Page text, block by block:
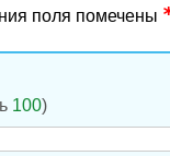
поля помечены
100)